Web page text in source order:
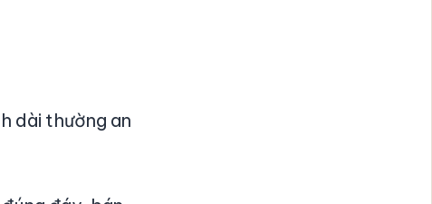
dài thường an